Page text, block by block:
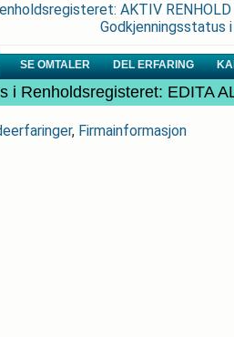
AKTIV RENHOLD
Godkjenningsstatus
SE OMTALER DEL ERFARING
i Renholdsregisteret: EDITA
, Firmainformasjon